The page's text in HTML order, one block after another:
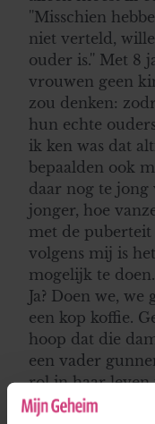
''Misschien
niet verteld,
ouder is.'' Met 8
vrouwen geen
zou denken:
hun echte
ik ken was dat
bepaalden ook
daar nog te jong
jonger, hoe
met de puberteit
volgens mij is
mogelijk te
Ja? Doen we,
een kop koffie.
hoop dat die
een vader
rol in haar leven